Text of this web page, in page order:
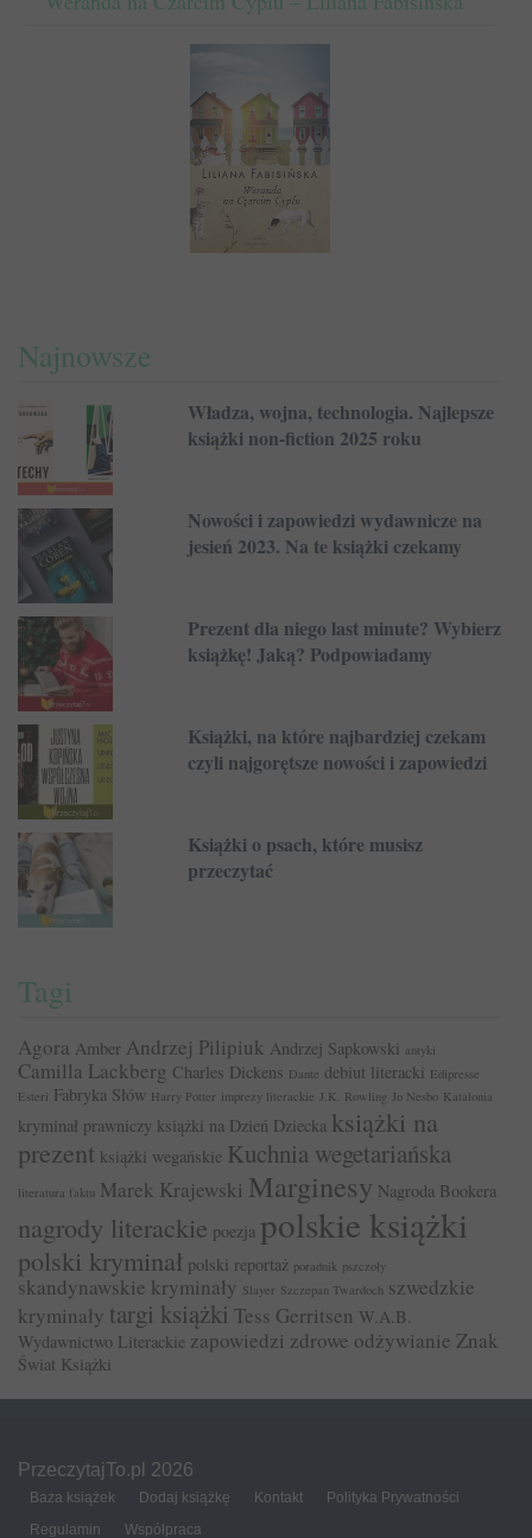
Najnowsze
Władza, wojna, technologia. Najlepsze
książki non-fiction 2025 roku
Nowości i zapowiedzi wydawnicze na
jesień 2023. Na te książki czekamy
Prezent dla niego last minute? Wybierz
książkę! Jaką? Podpowiadamy
Książki, na które najbardziej czekam
czyli najgorętsze nowości i zapowiedzi
Książki o psach, które musisz
przeczytać
Tagi
Agora Amber Andrzej Pilipiuk Andrzej Sapkowski antyki
Camilla Lackberg Charles Dickens Dante debiut literacki Edipresse
Esteri Fabryka Słów Harry Potter imprezy literackie J.K. Rowling Jo Nesbo Katalonia
kryminał prawniczy książki na Dzień Dziecka książki na
prezent książki wegańskie Kuchnia wegetariańska
literatura faktu Marek Krajewski Marginesy Nagroda Bookera
nagrody literackie poezja polskie książki
polski kryminał polski reportaż poradnik pszczoły
skandynawskie kryminały Slayer Szczepan Twardoch szwedzkie
kryminały targi książki Tess Gerritsen W.A.B.
Wydawnictwo Literackie zapowiedzi zdrowe odżywianie Znak
Świat Książki
PrzeczytajTo.pl 2026
Baza książek Dodaj książkę Kontakt
Polityka Prywatności
Regulamin
Współpraca